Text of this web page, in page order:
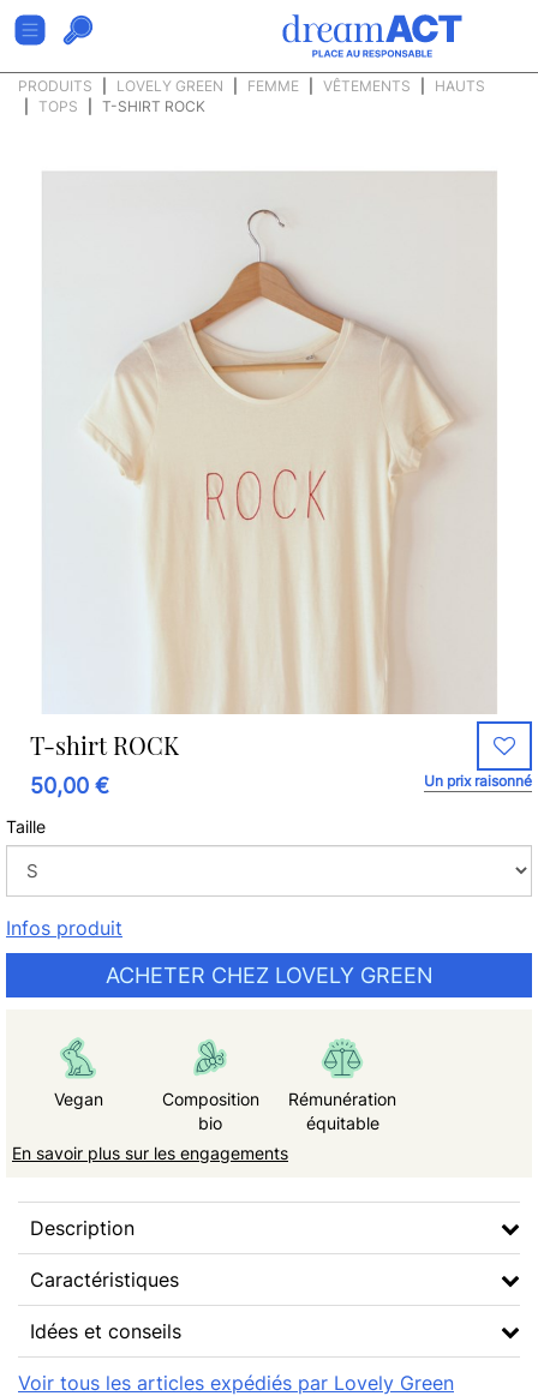
PRODUITS LOVELY GREEN FEMME VÊTEMENTS
HAUTS
TOPS
T-SHIRT ROCK
T-shirt ROCK
50,00 € Un prix raisonné
Taille
Infos produit
ACHETER CHEZ LOVELY GREEN
Vegan
Composition
bio
Rémunération
équitable
En savoir plus sur les engagements
Description
Caractéristiques
Idées et conseils
Voir tous les articles expédiés par Lovely Green